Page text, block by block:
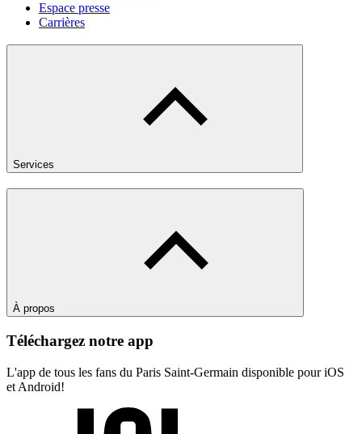
Espace presse
Carrières
Services
À propos
Téléchargez notre app
L'app de tous les fans du Paris Saint-Germain disponible pour iOS
et Android!